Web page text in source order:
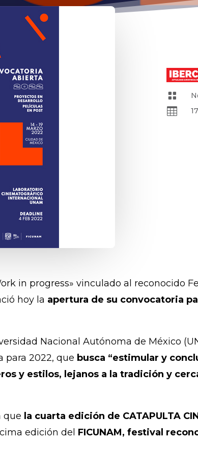


in progress» vinculado al reconocido
hoy la apertura de su convocatoria
Nacional Autónoma de México
para 2022, que busca “estimular y
y estilos, lejanos a la tradición y
que la cuarta edición de CATAPULTA
edición del FICUNAM, festival